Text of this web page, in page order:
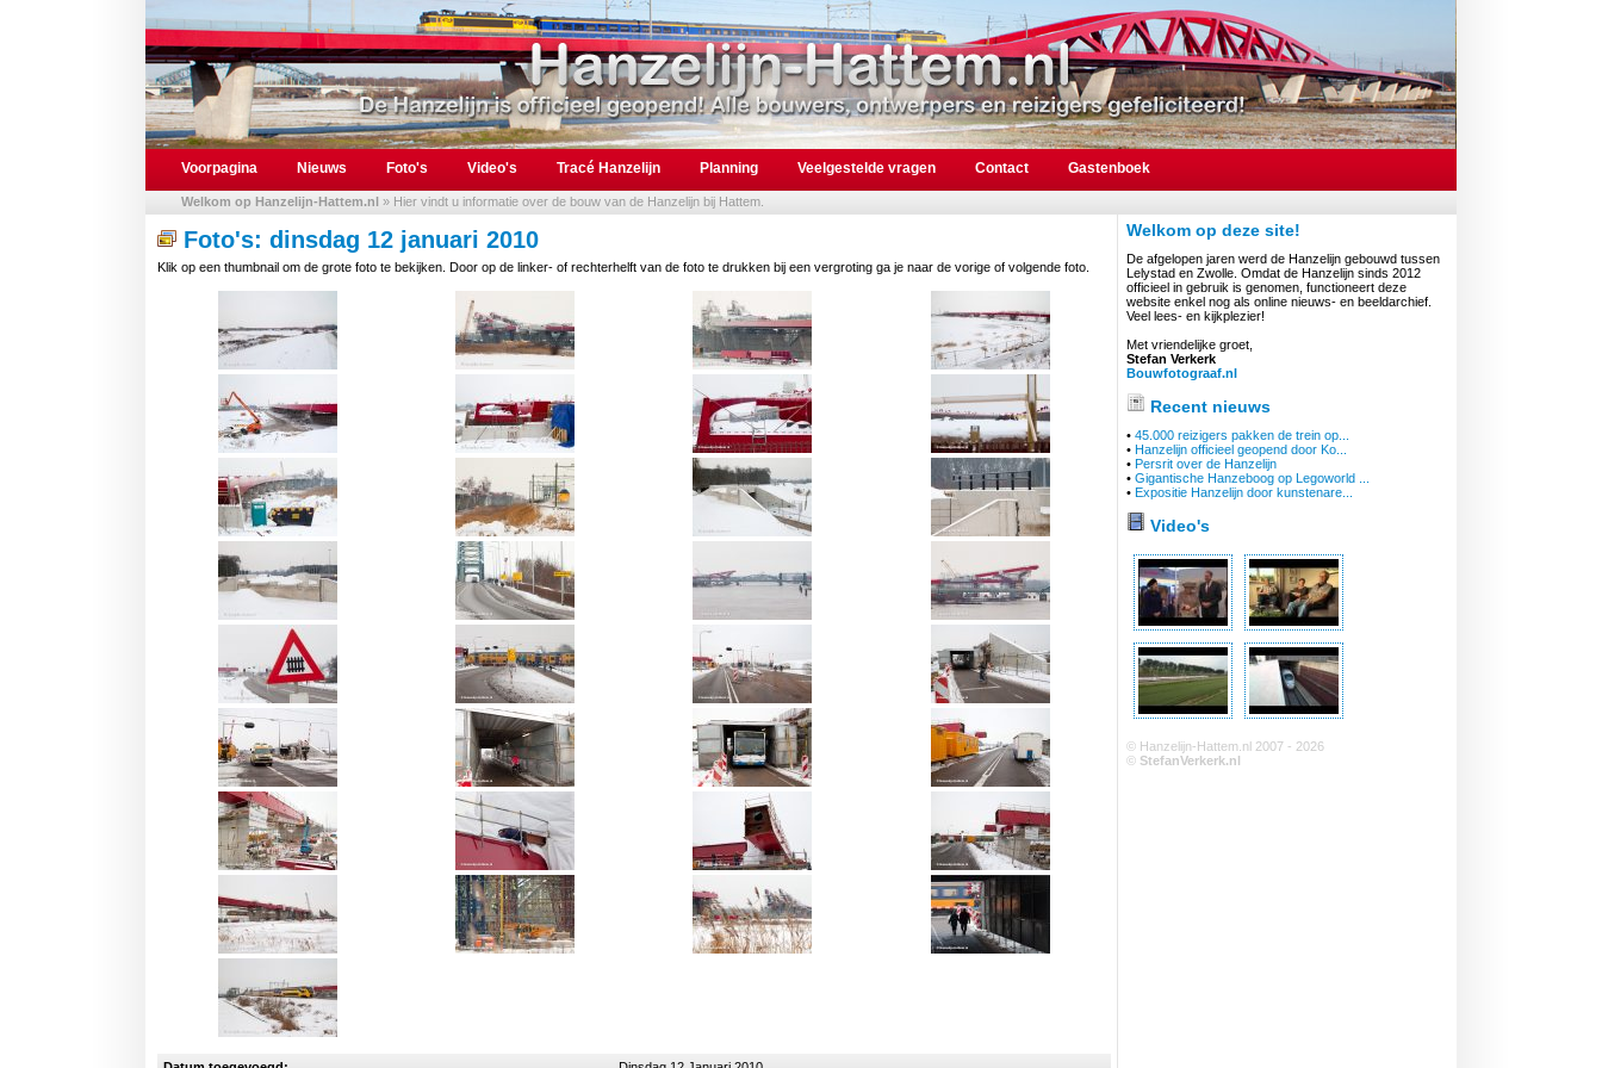
Voorpagina Nieuws Foto's Video's Tracé Hanzelijn Planning Veelgestelde vragen Contact Gastenboek
Welkom op Hanzelijn-Hattem.nl » Hier vindt u informatie over de bouw van de Hanzelijn bij Hattem.
Foto's: dinsdag 12 januari 2010
Klik op een thumbnail om de grote foto te bekijken. Door op de linker- of rechterhelft van de foto te drukken bij een vergroting ga je naar de vorige of volgende foto.
Welkom op deze site!
De afgelopen jaren werd de Hanzelijn gebouwd tussen
Lelystad en Zwolle. Omdat de Hanzelijn sinds 2012
officieel in gebruik is genomen, functioneert deze
website enkel nog als online nieuws- en beeldarchief.
Veel lees- en kijkplezier!
Met vriendelijke groet,
Stefan Verkerk
Bouwfotograaf.nl
Recent nieuws
• 45.000 reizigers pakken de trein op...
• Hanzelijn officieel geopend door Ko...
• Persrit over de Hanzelijn
• Gigantische Hanzeboog op Legoworld ...
• Expositie Hanzelijn door kunstenare...
Video's
© Hanzelijn-Hattem.nl 2007 - 2026
© StefanVerkerk.nl